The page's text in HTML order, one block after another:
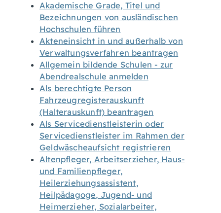
Akademische Grade, Titel und
Bezeichnungen von ausländischen
Hochschulen führen
Akteneinsicht in und außerhalb von
Verwaltungsverfahren beantragen
Allgemein bildende Schulen - zur
Abendrealschule anmelden
Als berechtigte Person
Fahrzeugregisterauskunft
(Halterauskunft) beantragen
Als Servicedienstleisterin oder
Servicedienstleister im Rahmen der
Geldwäscheaufsicht registrieren
Altenpfleger, Arbeitserzieher, Haus-
und Familienpfleger,
Heilerziehungsassistent,
Heilpädagoge, Jugend- und
Heimerzieher, Sozialarbeiter,